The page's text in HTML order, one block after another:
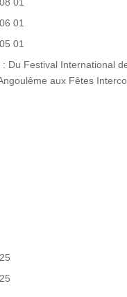
01
01
Du Festival International
aux Fêtes